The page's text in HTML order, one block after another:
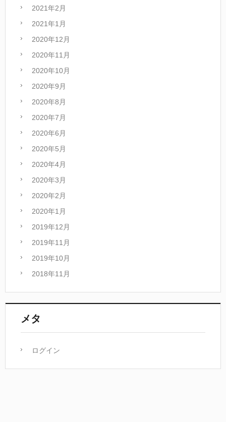
2021年2月
2021年1月
2020年12月
2020年11月
2020年10月
2020年9月
2020年8月
2020年7月
2020年6月
2020年5月
2020年4月
2020年3月
2020年2月
2020年1月
2019年12月
2019年11月
2019年10月
2018年11月
メタ
ログイン